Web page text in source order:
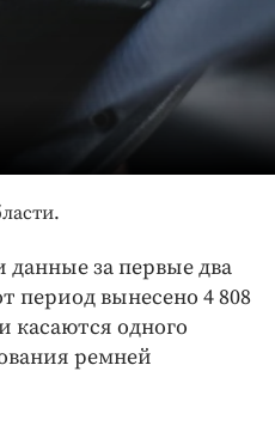
за первые два
период вынесено 4 808
касаются одного
ремней